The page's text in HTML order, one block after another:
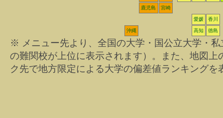
鹿児島 宮崎
愛媛 香川
沖縄 高知 徳島
※ メニュー先より、全国の大学・国公立大学・
の難関校が上位に表示されます）。また、地図
ク先で地方限定による大学の偏差値ランキングを